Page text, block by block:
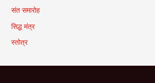
संत समारोह
सिद्ध मंत्र
स्तोत्र